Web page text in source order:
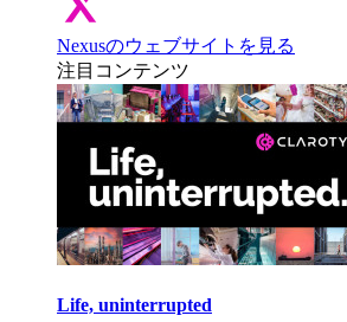
Nexusのウェブサイトを見る
注目コンテンツ
Life, uninterrupted